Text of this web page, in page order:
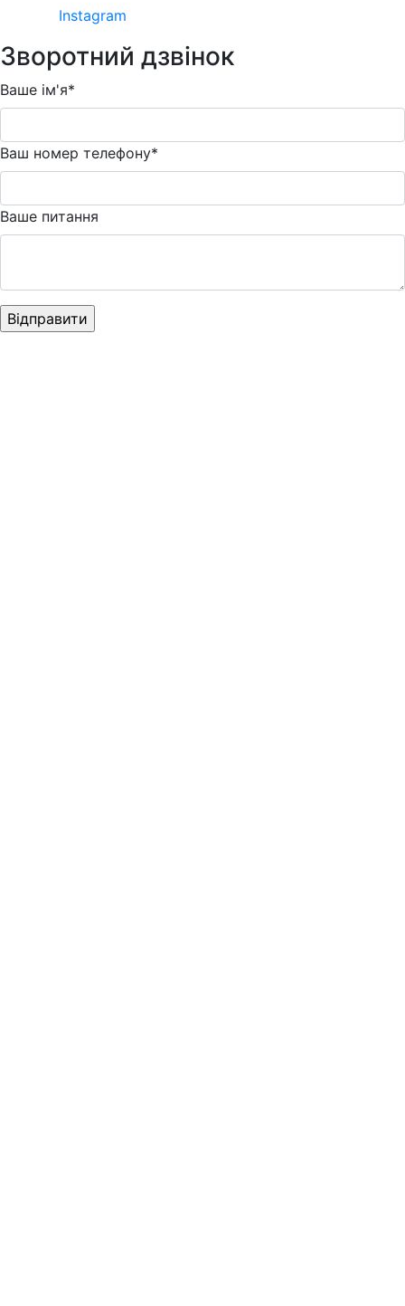
Instagram
Зворотний дзвінок
Ваше ім'я*
Ваш номер телефону*
Ваше питання